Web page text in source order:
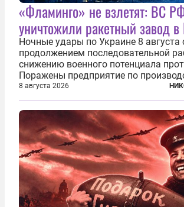
«Фламинго» не взлетят: ВС
уничтожили ракетный завод в
Ночные удары по Украине 8 августа
продолжением последовательной
снижению военного потенциала
Поражены предприятие по
крылатых ракет, крупный склад
сухогруза с военными грузами.
нанесены удары по объектам в ряде
Киеве...
8 августа 2026